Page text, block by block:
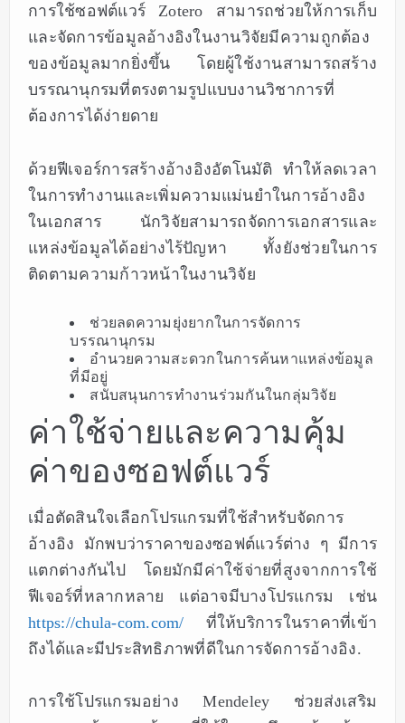
การใช้ซอฟต์แวร์ Zotero สามารถช่วยให้การเก็บ
และจัดการข้อมูลอ้างอิงในงานวิจัยมีความถูกต้อง
ของข้อมูลมากยิ่งขึ้น โดยผู้ใช้งานสามารถสร้าง
บรรณานุกรมที่ตรงตามรูปแบบงานวิชาการที่
ต้องการได้ง่ายดาย
ด้วยฟีเจอร์การสร้างอ้างอิงอัตโนมัติ ทำให้ลดเวลา
ในการทำงานและเพิ่มความแม่นยำในการอ้างอิง
ในเอกสาร นักวิจัยสามารถจัดการเอกสารและ
แหล่งข้อมูลได้อย่างไร้ปัญหา ทั้งยังช่วยในการ
ติดตามความก้าวหน้าในงานวิจัย
ช่วยลดความยุ่งยากในการจัดการ
บรรณานุกรม
อำนวยความสะดวกในการค้นหาแหล่งข้อมูล
ที่มีอยู่
สนับสนุนการทำงานร่วมกันในกลุ่มวิจัย
ค่าใช้จ่ายและความคุ้ม
ค่าของซอฟต์แวร์
เมื่อตัดสินใจเลือกโปรแกรมที่ใช้สำหรับจัดการ
อ้างอิง มักพบว่าราคาของซอฟต์แวร์ต่าง ๆ มีการ
แตกต่างกันไป โดยมักมีค่าใช้จ่ายที่สูงจากการใช้
ฟีเจอร์ที่หลากหลาย แต่อาจมีบางโปรแกรม เช่น
https://chula-com.com/ ที่ให้บริการในราคาที่เข้า
ถึงได้และมีประสิทธิภาพที่ดีในการจัดการอ้างอิง.
การใช้โปรแกรมอย่าง Mendeley ช่วยส่งเสริม